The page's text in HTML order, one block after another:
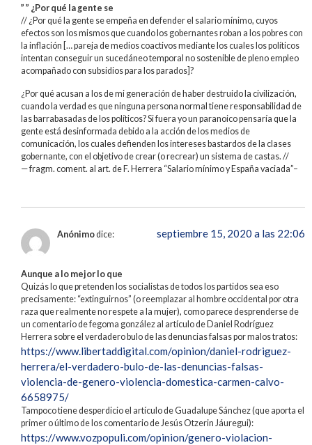
” ” ¿Por qué la gente se
// ¿Por qué la gente se empeña en defender el salario mínimo, cuyos
efectos son los mismos que cuando los gobernantes roban a los pobres con
la inflación [… pareja de medios coactivos mediante los cuales los políticos
intentan conseguir un sucedáneo temporal no sostenible de pleno empleo
acompañado con subsidios para los parados]?
¿Por qué acusan a los de mi generación de haber destruido la civilización,
cuando la verdad es que ninguna persona normal tiene responsabilidad de
las barrabasadas de los políticos? Si fuera yo un paranoico pensaría que la
gente está desinformada debido a la acción de los medios de
comunicación, los cuales defienden los intereses bastardos de la clases
gobernante, con el objetivo de crear (o recrear) un sistema de castas. //
— fragm. coment. al art. de F. Herrera “Salario mínimo y España vaciada”–
Anónimodice: septiembre 15, 2020 a las 22:06
Aunque a lo mejor lo que
Quizás lo que pretenden los socialistas de todos los partidos sea eso
precisamente: “extinguirnos” (o reemplazar al hombre occidental por otra
raza que realmente no respete a la mujer), como parece desprenderse de
un comentario de fegoma gonzález al artículo de Daniel Rodríguez
Herrera sobre el verdadero bulo de las denuncias falsas por malos tratos:
https://www.libertaddigital.com/opinion/daniel-rodriguez-
herrera/el-verdadero-bulo-de-las-denuncias-falsas-
violencia-de-genero-violencia-domestica-carmen-calvo-
6658975/
Tampoco tiene desperdicio el artículo de Guadalupe Sánchez (que aporta el
primer o último de los comentario de Jesús Otzerin Jáuregui):
https://www.vozpopuli.com/opinion/genero-violacion-